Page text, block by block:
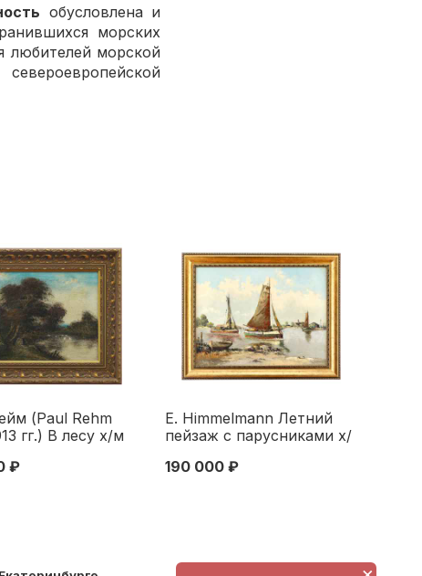
обусловлена и
морских
любителей морской
(Paul Rehm
гг.) В лесу х/м
см. Европа
₽
Е. Himmelmann Летний
пейзаж с парусниками х/
в. 60x80 см. Германия
190 000 ₽